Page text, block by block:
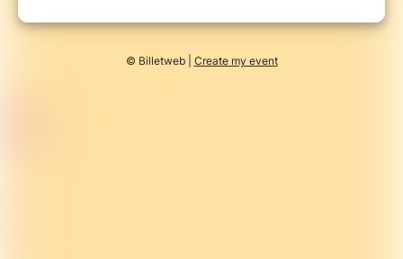
© Billetweb | Create my event